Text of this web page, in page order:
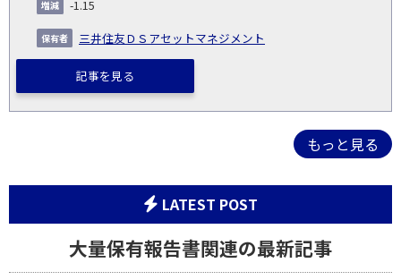
-1.15
三井住友ＤＳアセットマネジメント
記事を見る
もっと見る
LATEST POST
大量保有報告書関連の最新記事